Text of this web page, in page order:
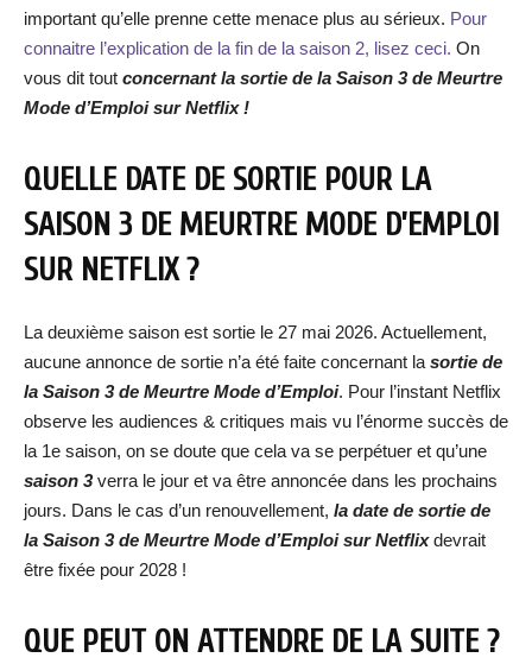
important qu’elle prenne cette menace plus au sérieux. Pour
connaitre l’explication de la fin de la saison 2, lisez ceci. On
vous dit tout concernant la sortie de la Saison 3 de Meurtre
Mode d’Emploi sur Netflix !
QUELLE DATE DE SORTIE POUR LA
SAISON 3 DE MEURTRE MODE D’EMPLOI
SUR NETFLIX ?
La deuxième saison est sortie le 27 mai 2026. Actuellement,
aucune annonce de sortie n’a été faite concernant la sortie de
la Saison 3 de Meurtre Mode d’Emploi. Pour l’instant Netflix
observe les audiences & critiques mais vu l’énorme succès de
la 1e saison, on se doute que cela va se perpétuer et qu’une
saison 3verra le jour et va être annoncée dans les prochains
jours. Dans le cas d’un renouvellement, la date de sortie de
la Saison 3 de Meurtre Mode d’Emploi sur Netflixdevrait
être fixée pour 2028 !
QUE PEUT ON ATTENDRE DE LA SUITE ?